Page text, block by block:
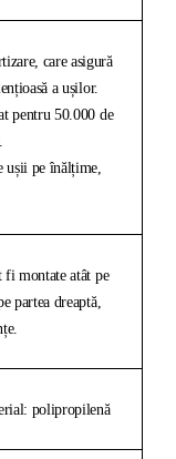
care asigură
a ușilor.
pentru 50.000 de
ușii pe înălțime,
montate atât pe
partea dreaptă,
polipropilenă